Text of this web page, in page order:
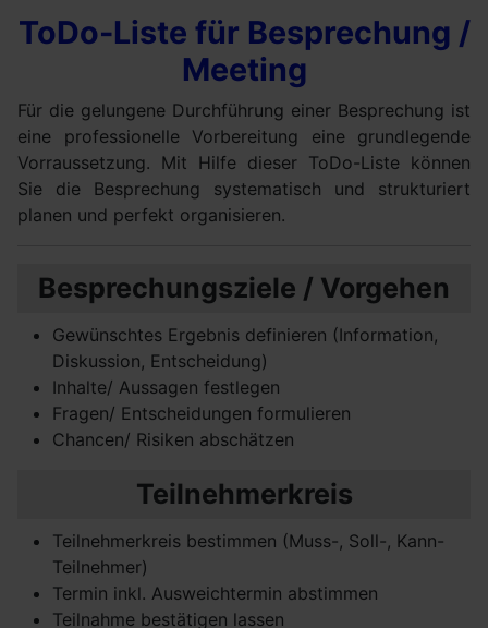
ToDo-Liste für Besprechung /
Meeting
Für die gelungene Durchführung einer Besprechung ist
eine professionelle Vorbereitung eine grundlegende
Vorraussetzung. Mit Hilfe dieser ToDo-Liste können
Sie die Besprechung systematisch und strukturiert
planen und perfekt organisieren.
Besprechungsziele / Vorgehen
Gewünschtes Ergebnis definieren (Information,
Diskussion, Entscheidung)
Inhalte/ Aussagen festlegen
Fragen/ Entscheidungen formulieren
Chancen/ Risiken abschätzen
Teilnehmerkreis
Teilnehmerkreis bestimmen (Muss-, Soll-, Kann-
Teilnehmer)
Termin inkl. Ausweichtermin abstimmen
Teilnahme bestätigen lassen